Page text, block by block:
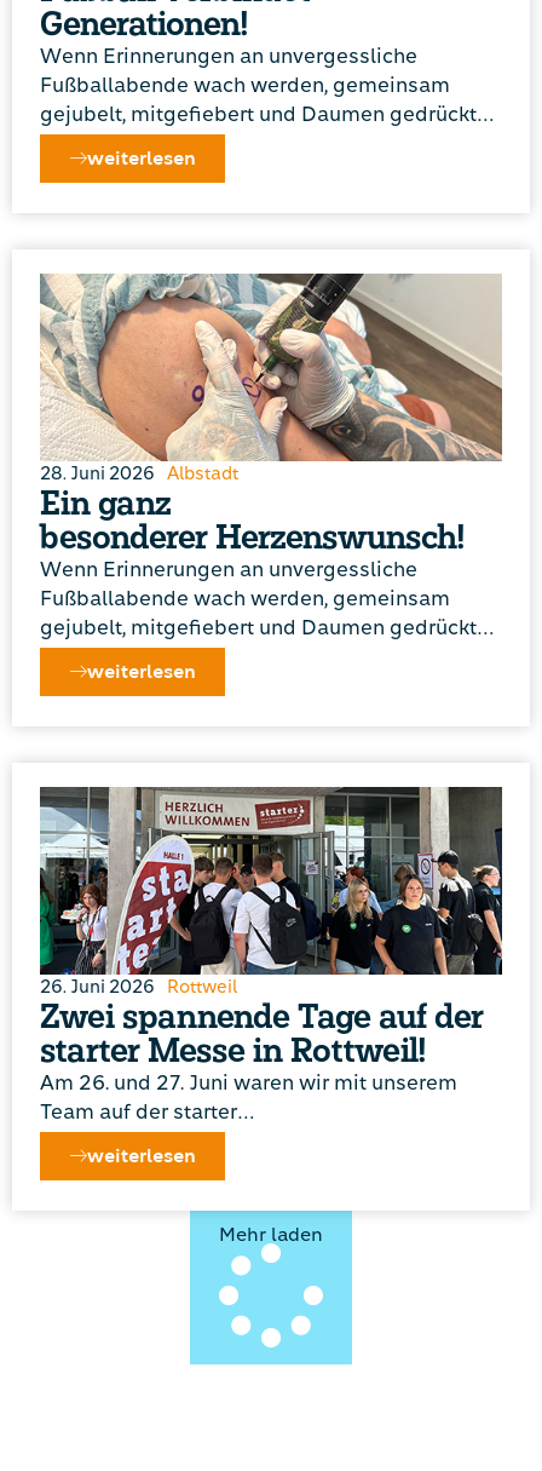
Generationen!
Wenn Erinnerungen an unvergessliche
Fußballabende wach werden, gemeinsam
gejubelt, mitgefiebert und Daumen gedrückt…
weiterlesen
28. Juni 2026 Albstadt
Ein ganz
besonderer Herzenswunsch!
Wenn Erinnerungen an unvergessliche
Fußballabende wach werden, gemeinsam
gejubelt, mitgefiebert und Daumen gedrückt…
weiterlesen
26. Juni 2026 Rottweil
Zwei spannende Tage auf der
starter Messe in Rottweil!
Am 26. und 27. Juni waren wir mit unserem
Team auf der starter…
weiterlesen
Mehr laden